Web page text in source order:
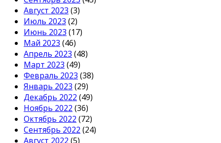
Август 2023 (3)
Июль 2023 (2)
Июнь 2023 (17)
Май 2023 (46)
Апрель 2023 (48)
Март 2023 (49)
Февраль 2023 (38)
Январь 2023 (29)
Декабрь 2022 (49)
Ноябрь 2022 (36)
Октябрь 2022 (72)
Сентябрь 2022 (24)
Август 2022 (5)